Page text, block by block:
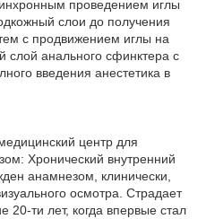
проведением иглы
слои до получения
с продвижением иглы на
слой анального сфинктера с
введения анестетика в
центр для
Хронический внутренний
анамнезом, клинически,
осмотра. Страдает
20-ти лет, когда впервые стал